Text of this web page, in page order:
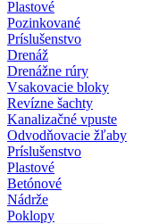
Plastové
Pozinkované
Príslušenstvo
Drenáž
Drenážne rúry
Vsakovacie bloky
Revízne šachty
Kanalizačné vpuste
Odvodňovacie žľaby
Príslušenstvo
Plastové
Betónové
Nádrže
Poklopy